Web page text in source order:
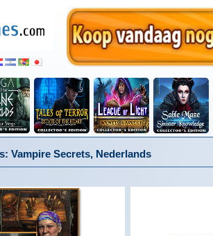
Vampire Secrets, Nederlands